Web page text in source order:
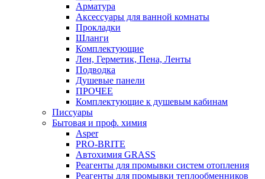
Арматура
Аксессуары для ванной комнаты
Прокладки
Шланги
Комплектующие
Лен, Герметик, Пена, Ленты
Подводка
Душевые панели
ПРОЧЕЕ
Комплектующие к душевым кабинам
Писсуары
Бытовая и проф. химия
Asper
PRO-BRITE
Автохимия GRASS
Реагенты для промывки систем отопления
Реагенты для промывки теплообменников